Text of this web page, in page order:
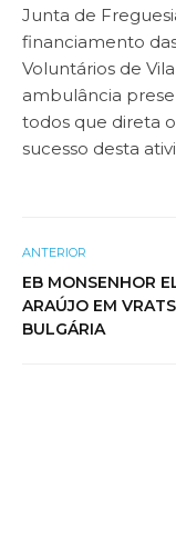
Junta de
financiamento
Voluntários de
ambulância
todos que direta
sucesso desta
ANTERIOR
EB MONSENHOR
ARAÚJO EM
BULGÁRIA